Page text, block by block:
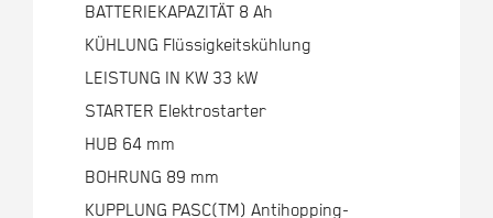
BATTERIEKAPAZITÄT 8 Ah
KÜHLUNG Flüssigkeitskühlung
LEISTUNG IN KW 33 kW
STARTER Elektrostarter
HUB 64 mm
BOHRUNG 89 mm
KUPPLUNG PASC(TM) Antihopping-